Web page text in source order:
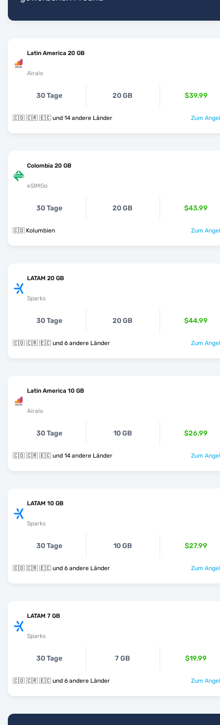
Latin America 20 GB
Airalo
30 Tage 20 GB $39.99
🇨🇴 🇨🇷 🇪🇨 und 14 andere Länder Zum
Colombia 20 GB
eSIMGo
30 Tage 20 GB $43.99
🇨🇴 Kolumbien Zum
LATAM 20 GB
Sparks
30 Tage 20 GB $44.99
🇨🇴 🇨🇷 🇪🇨 und 6 andere Länder Zum
Latin America 10 GB
Airalo
30 Tage 10 GB $26.99
🇨🇴 🇨🇷 🇪🇨 und 14 andere Länder Zum
LATAM 10 GB
Sparks
30 Tage 10 GB $27.99
🇨🇴 🇨🇷 🇪🇨 und 6 andere Länder Zum
LATAM 7 GB
Sparks
30 Tage 7 GB $19.99
🇨🇴 🇨🇷 🇪🇨 und 6 andere Länder Zum